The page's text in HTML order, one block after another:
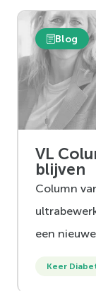
Blog
VL
blijven
Column
een
Keer